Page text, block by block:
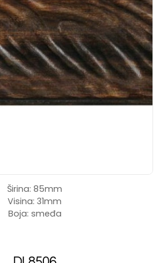
Širina: 85mm
Visina: 31mm
Boja: smeđa